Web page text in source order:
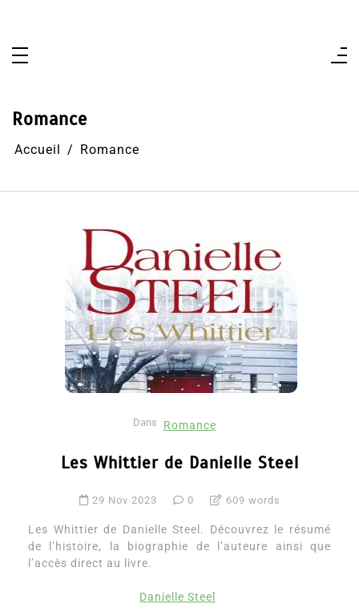
Romance
Accueil Romance
Dans Romance
Les Whittier de Danielle Steel
29 Nov 2023 0 609 words
Les Whittier de Danielle Steel. Découvrez le résumé
de l’histoire, la biographie de l’auteure ainsi que
l’accès direct au livre.
Danielle Steel